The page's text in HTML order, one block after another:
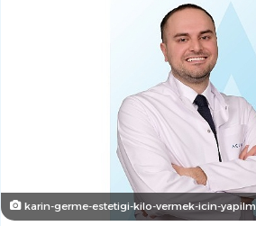
karin-germe-estetigi-kilo-vermek-icin-